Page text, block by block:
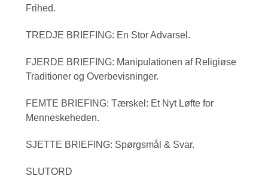
Frihed.
TREDJE BRIEFING: En Stor Advarsel.
FJERDE BRIEFING: Manipulationen af Religiøse
Traditioner og Overbevisninger.
FEMTE BRIEFING: Tærskel: Et Nyt Løfte for
Menneskeheden.
SJETTE BRIEFING: Spørgsmål & Svar.
SLUTORD